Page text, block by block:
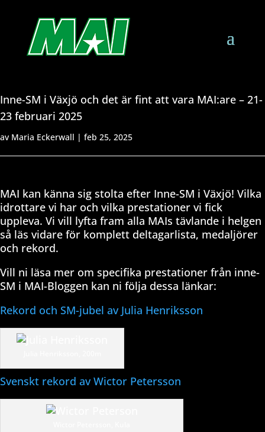
Inne-SM i Växjö och det är fint att vara MAI:are – 21-
23 februari 2025
av Maria Eckerwall | feb 25, 2025
MAI kan känna sig stolta efter Inne-SM i Växjö! Vilka
idrottare vi har och vilka prestationer vi fick
uppleva. Vi vill lyfta fram alla MAIs tävlande i helgen
så läs vidare för komplett deltagarlista, medaljörer
och rekord.
Vill ni läsa mer om specifika prestationer från inne-
SM i MAI-Bloggen kan ni följa dessa länkar:
Rekord och SM-jubel av Julia Henriksson
Svenskt rekord av Wictor Petersson